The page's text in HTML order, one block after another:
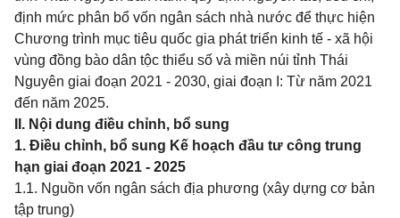
định mức phân bổ vốn ngân sách nhà nước để thực hiện
Chương trình mục tiêu quốc gia phát triển kinh tế - xã hội
vùng đồng bào dân tộc thiểu số và miền núi tỉnh Thái
Nguyên giai đoạn 2021 - 2030, giai đoạn I: Từ năm 2021
đến năm 2025.
II. Nội dung điều chỉnh, bổ sung
1. Điều chỉnh, bổ sung Kế hoạch đầu tư công trung
hạn giai đoạn 2021 - 2025
1.1. Nguồn vốn ngân sách địa phương (xây dựng cơ bản
tập trung)